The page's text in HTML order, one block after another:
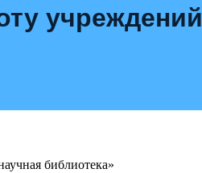
учреждений
библиотека»